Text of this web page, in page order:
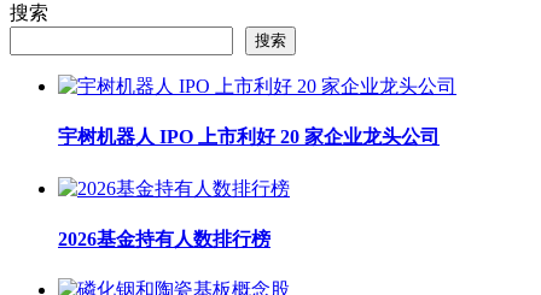
搜索
搜索
宇树机器人 IPO 上市利好 20 家企业龙头公司
2026基金持有人数排行榜